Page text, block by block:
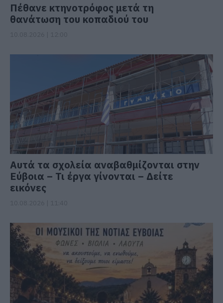
Πέθανε κτηνοτρόφος μετά τη
θανάτωση του κοπαδιού του
Αυτά τα σχολεία αναβαθμίζονται στην
Εύβοια – Τι έργα γίνονται – Δείτε
εικόνες